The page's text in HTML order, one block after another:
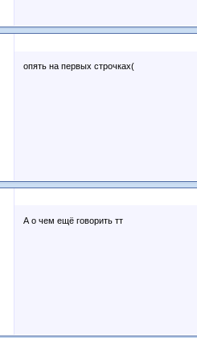
опять на первых строчках(
А о чем ещё говорить тт